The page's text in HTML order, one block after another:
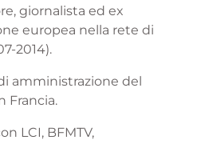
giornalista ed ex
europea nella rete di
2014).
amministrazione del
Francia.
LCI, BFMTV,